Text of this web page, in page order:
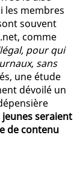
les membres
souvent
comme
pour qui
sans
une étude
dévoilé un
jeunes seraient
de contenu